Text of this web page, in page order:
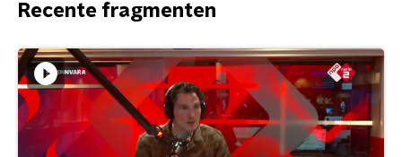
Recente fragmenten